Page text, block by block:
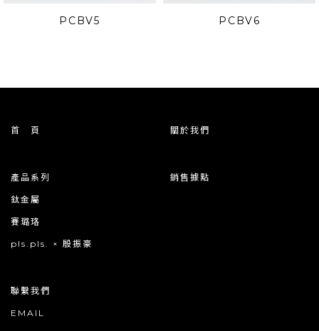
PCBV5 PCBV6
首 頁 關於我們
產品系列
鈦金屬
賽璐珞
pls.pls. × 殷振豪
銷售據點
聯繫我們
EMAIL